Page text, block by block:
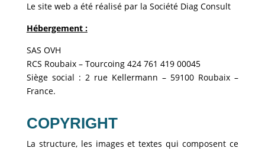
Le site web a été réalisé par la Société Diag Consult
Hébergement :
SAS OVH
RCS Roubaix – Tourcoing 424 761 419 00045
Siège social : 2 rue Kellermann – 59100 Roubaix –
France.
COPYRIGHT
La structure, les images et textes qui composent ce